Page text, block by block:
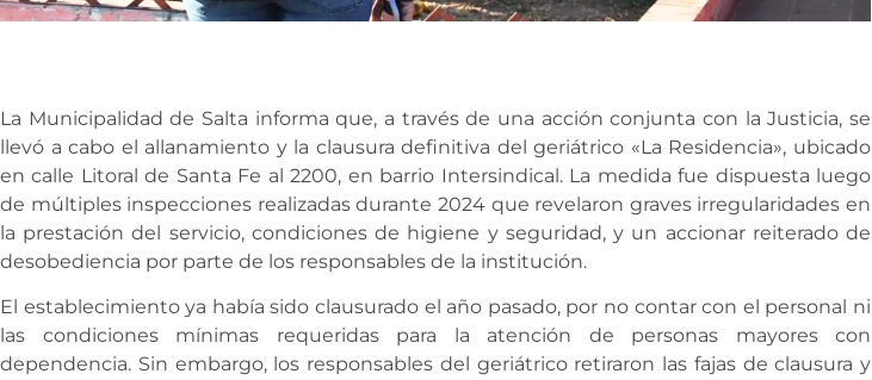
La Municipalidad de Salta informa que, a través de una acción conjunta con la Justicia, se
llevó a cabo el allanamiento y la clausura definitiva del geriátrico «La Residencia», ubicado
en calle Litoral de Santa Fe al 2200, en barrio Intersindical. La medida fue dispuesta luego
de múltiples inspecciones realizadas durante 2024 que revelaron graves irregularidades en
la prestación del servicio, condiciones de higiene y seguridad, y un accionar reiterado de
desobediencia por parte de los responsables de la institución.
El establecimiento ya había sido clausurado el año pasado, por no contar con el personal ni
las condiciones mínimas requeridas para la atención de personas mayores con
dependencia. Sin embargo, los responsables del geriátrico retiraron las fajas de clausura y